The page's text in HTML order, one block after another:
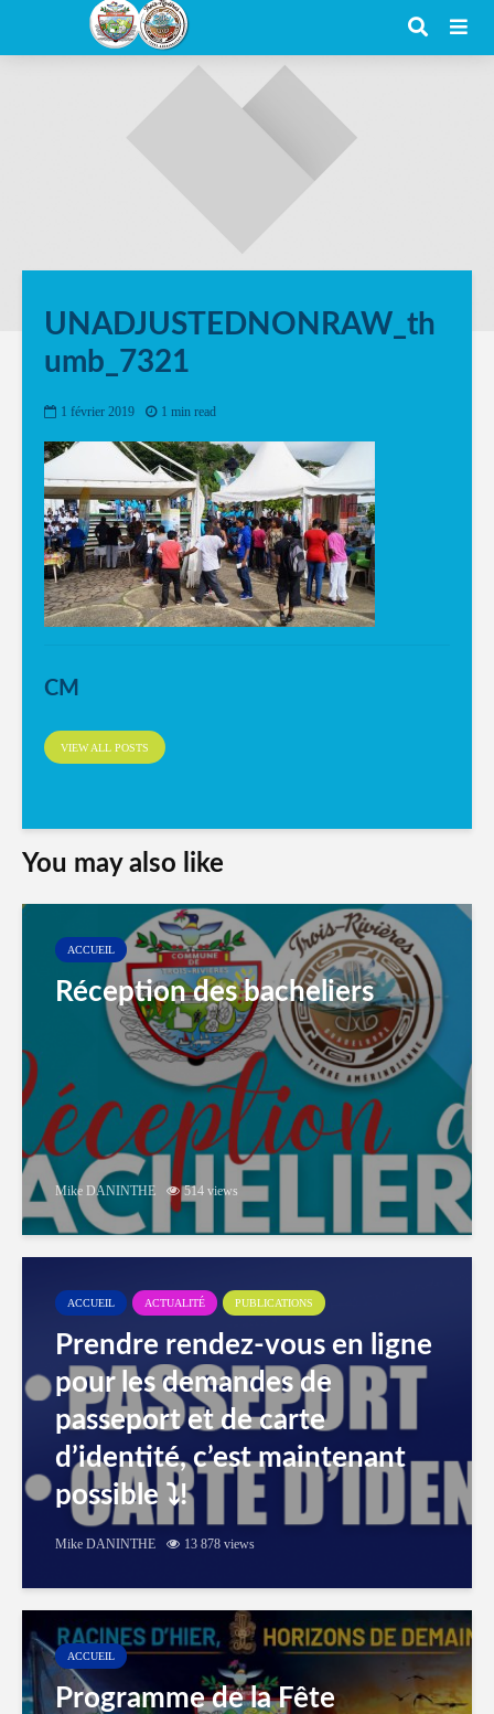
UNADJUSTEDNONRAW_th
umb_7321
1 février 2019 1 min read
CM
VIEW ALL POSTS
You may also like
ACCUEIL
Réception des bacheliers
Mike DANINTHE 514 views
ACCUEIL ACTUALITÉ PUBLICATIONS
Prendre rendez-vous en ligne
pour les demandes de
passeport et de carte
d’identité, c’est maintenant
possible ⤵️!
Mike DANINTHE 13 878 views
ACCUEIL
Programme de la Fête